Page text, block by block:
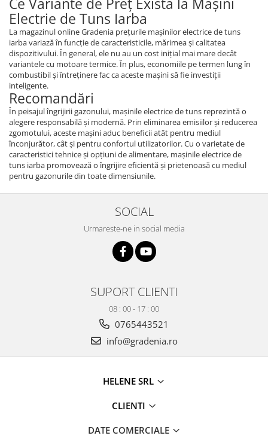
Nivela laser
Generatoare curent electric
Freze electrice
Rindele electrice
Aparate de sudură tevi PVC
Pistoale cu aer cald
Mașini electrice de șlefuit / polișat
Mixer electric
Polizor de banc
Masini de gaurit
Masini de debitat metal
Cutit termic electric
Cosuri si pubele
Electrie de Tuns Iarba
La magazinul online Gradenia prețurile mașinilor electrice de tuns
iarba variază în funcție de caracteristicile, mărimea și calitatea
dispozitivului. În general, ele nu au un cost inițial mai mare decât
variantele cu motoare termice. În plus, economiile pe termen lung în
combustibil și întreținere fac ca aceste mașini să fie investiții
inteligente.
Recomandări
În peisajul îngrijirii gazonului, mașinile electrice de tuns reprezintă o
alegere responsabilă și modernă. Prin eliminarea emisiilor și reducerea
zgomotului, aceste mașini aduc beneficii atât pentru mediul
înconjurător, cât și pentru confortul utilizatorilor. Cu o varietate de
caracteristici tehnice și opțiuni de alimentare, mașinile electrice de
tuns iarba promovează o îngrijire eficientă și prietenoasă cu mediul
pentru gazonurile din toate dimensiunile.
SOCIAL
Urmareste-ne in social media
SUPORT CLIENTI
08 : 00 - 17 : 00
0765443521
info@gradenia.ro
HELENE SRL
CLIENTI
DATE COMERCIALE